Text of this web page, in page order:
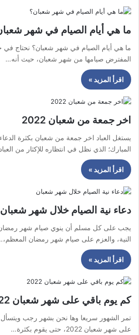
ما هي أيام الصيام في شهر
ما هي أيام الصيام في شهر شعبان؟ نحتاج في
المفترض صيامها من شهر شعبان، حيث أنه…
اقرأ المزيد »
اخر جمعة من شعبان 2022
يستغل العباد اخر جمعة من شعبان بكثرة
المبارك؛ الذي نظل في انتظاره للإكثار من
اقرأ المزيد »
دعاء نية الصيام خلال شهر شعبان
يجب على كل مسلم أن ينوي صيام شهر
النية، والعزم على صيام شهر رمضان
اقرأ المزيد »
كم يوم باقي على شهر شعبان 2022
تمر الشهور سريعا وها نحن بشهر رجب
على شهر شعبان 2022، حتى يقوم بكثرة…